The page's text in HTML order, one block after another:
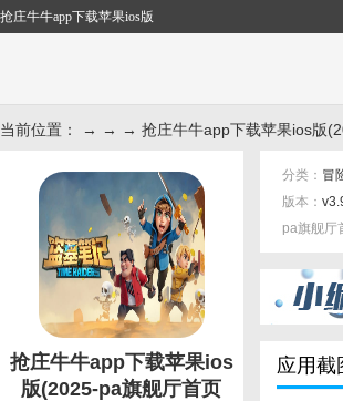
抢庄牛牛app下载苹果ios版
当前位置： → → → 抢庄牛牛app下载苹果ios版
抢庄牛牛app下载苹果ios
版(2025-pa旗舰厅首页
分类： 冒
版本：
pa旗舰厅
应用截